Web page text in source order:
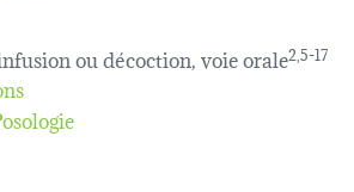
ou décoction, voie orale2,5-17